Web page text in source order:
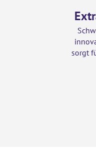
sorgt